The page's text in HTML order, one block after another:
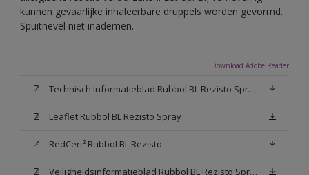
kunnen gevaarlijke inhaleerbare druppels worden gevormd.
Spuitnevel niet inademen.
Download Adobe Reader
Technisch Informatieblad Rubbol BL Rezisto Spray (PDF)
Leaflet Rubbol BL Rezisto Spray
RedCert² Rubbol BL Rezisto
Veiligheidsinformatieblad Rubbol BL Rezisto Spray W05 (MSDS)